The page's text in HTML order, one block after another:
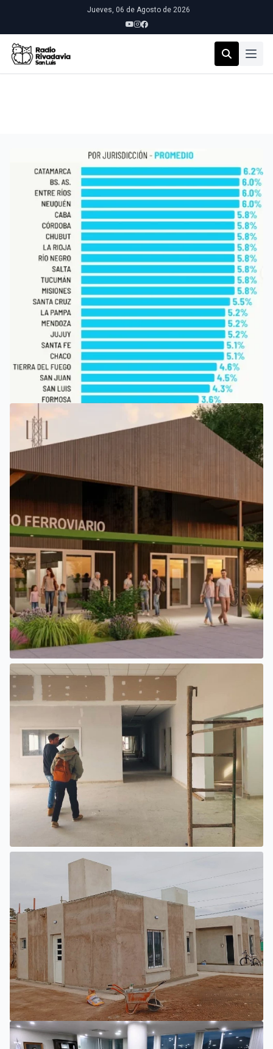
Jueves, 06 de Agosto de 2026
SAN LUIS
SAN LUIS, ENTRE LAS PROVINCIAS QUE PERCIBEN TASAS
MÁS BAJAS DE INGRESOS BRUTOS
SAN LUIS
EL INTENDENTE HISSA FIRMÓ EL LLAMADO A LICITACIÓN
PARA CONSTRUIR EL PASEO FERROVIARIO PARA
EMPRENDEDORES Y VENDEDORES
EL NUEVO HOSPITAL DE UNIÓN
PROGRESA CON TRABAJOS
INTERIORES Y EXTERIORES
SAN LUIS